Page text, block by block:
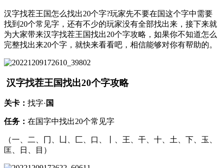
汉字找茬王国怎么找出20个字?玩家先不要在国这个字中需要
找到20个常见字，还有不少的玩家没有全部找出来，接下来就
为大家带来汉字找茬王国找出20个字攻略，如果你不知道怎么
完整找出来20个字，就快来看看吧，相信能够对你有帮助的。
汉字找茬王国找出20个字攻略
关卡： 找字· 国
任务： 在国字中找出20个常见字
（一、二、冂、凵、匚、口、丨、王、干、十、土、下、玉、
匡、日、目）